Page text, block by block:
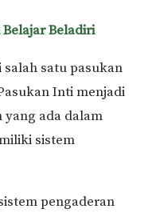
Beladiri
satu pasukan
Inti menjadi
yang ada dalam
sistem
pengaderan